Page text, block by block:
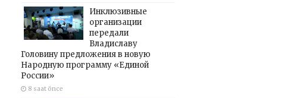
Инклюзивные
организации
передали
Владиславу
Головину предложения в новую
Народную программу «Единой
России»
8 saat önce